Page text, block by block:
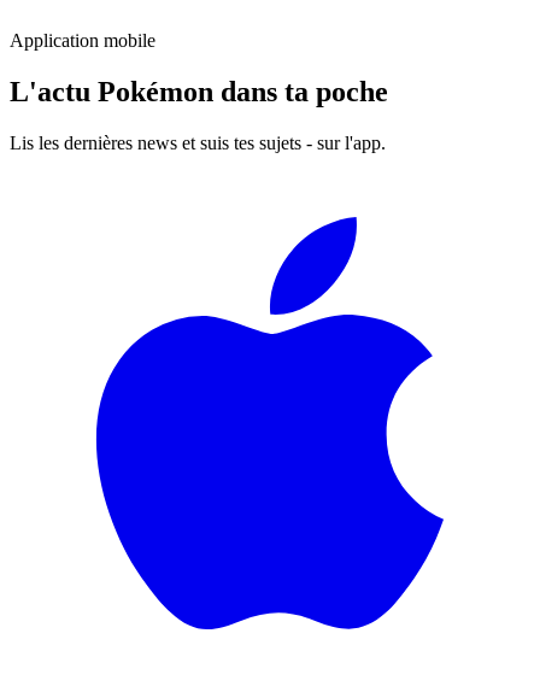
Application mobile
L'actu Pokémon dans ta poche
Lis les dernières news et suis tes sujets - sur l'app.